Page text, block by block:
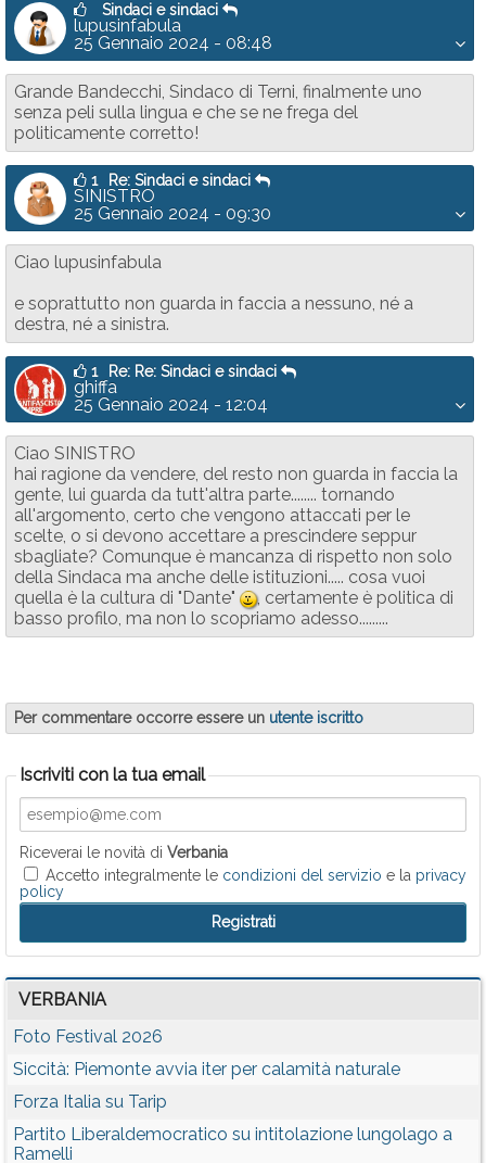
Sindaci e sindaci
lupusinfabula
25 Gennaio 2024 - 08:48
Grande Bandecchi, Sindaco di Terni, finalmente uno
senza peli sulla lingua e che se ne frega del
politicamente corretto!
1 Re: Sindaci e sindaci
SINISTRO
25 Gennaio 2024 - 09:30
Ciao lupusinfabula
e soprattutto non guarda in faccia a nessuno, né a
destra, né a sinistra.
1 Re: Re: Sindaci e sindaci
ghiffa
25 Gennaio 2024 - 12:04
Ciao SINISTRO
hai ragione da vendere, del resto non guarda in faccia la
gente, lui guarda da tutt'altra parte........ tornando
all'argomento, certo che vengono attaccati per le
scelte, o si devono accettare a prescindere seppur
sbagliate? Comunque è mancanza di rispetto non solo
della Sindaca ma anche delle istituzioni..... cosa vuoi
quella è la cultura di "Dante"
:-) , certamente è politica di
basso profilo, ma non lo scopriamo adesso.........
Per commentare occorre essere un utente iscritto
Iscriviti con la tua email
Riceverai le novità di Verbania
Accetto integralmente le condizioni del servizio e la privacy
policy
VERBANIA
Foto Festival 2026
Siccità: Piemonte avvia iter per calamità naturale
Forza Italia su Tarip
Partito Liberaldemocratico su intitolazione lungolago a
Ramelli